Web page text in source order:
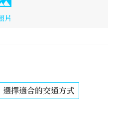
片
擇適合的交通方式